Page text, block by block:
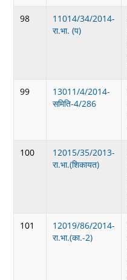
98
11014/34/2014-
रा.भा. (प)
99
13011/4/2014-
समिति-4/286
100
12015/35/2013-
रा.भा.(शिकायत)
101
12019/86/2014-
रा.भा.(का.-2)